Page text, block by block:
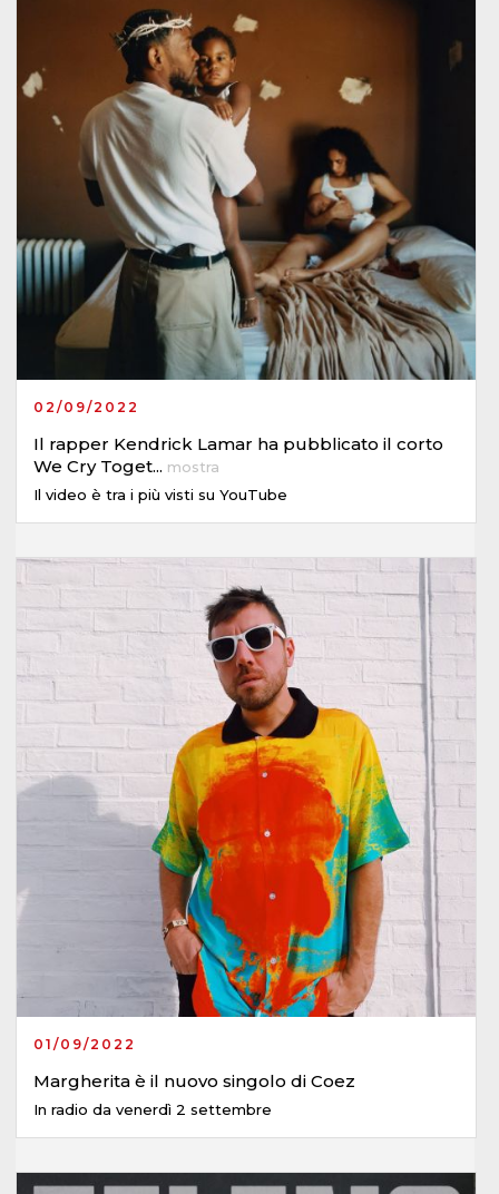
02/09/2022
Il rapper Kendrick Lamar ha pubblicato il corto
We Cry Toget... mostra
Il video è tra i più visti su YouTube
01/09/2022
Margherita è il nuovo singolo di Coez
In radio da venerdì 2 settembre